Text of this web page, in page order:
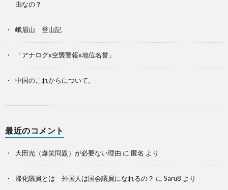
由なの？
峨眉山 登山記
「アナログx空襲警報x地位名誉」
中国のこれからについて。
最近のコメント
大田光（爆笑問題）が必要ない理由 に 匿名 より
帰化議員とは 外国人は国会議員になれるの？ に Saru8 より